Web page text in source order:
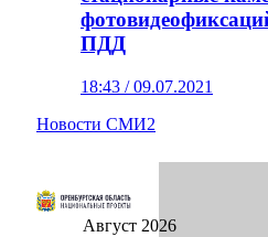
ПДД
18:43 / 09.07.2021
Новости СМИ2
Август 2026